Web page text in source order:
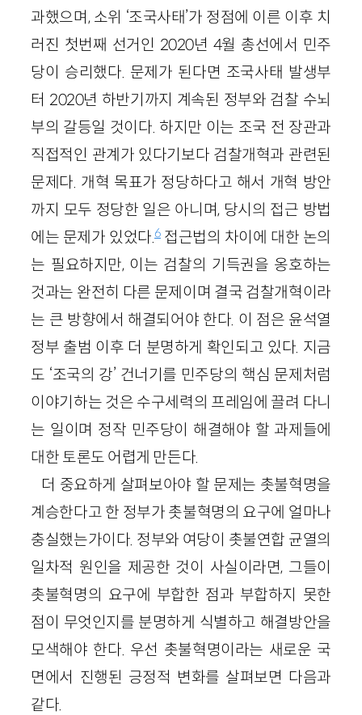
과했으며, 소위 ‘조국사태’가 정점에 이른 이후 치
러진 첫번째 선거인 2020년 4월 총선에서 민주
당이 승리했다. 문제가 된다면 조국사태 발생부
터 2020년 하반기까지 계속된 정부와 검찰 수뇌
부의 갈등일 것이다. 하지만 이는 조국 전 장관과
직접적인 관계가 있다기보다 검찰개혁과 관련된
문제다. 개혁 목표가 정당하다고 해서 개혁 방안
까지 모두 정당한 일은 아니며, 당시의 접근 방법
에는 문제가 있었다.6접근법의 차이에 대한 논의
는 필요하지만, 이는 검찰의 기득권을 옹호하는
것과는 완전히 다른 문제이며 결국 검찰개혁이라
는 큰 방향에서 해결되어야 한다. 이 점은 윤석열
정부 출범 이후 더 분명하게 확인되고 있다. 지금
도 ‘조국의 강’ 건너기를 민주당의 핵심 문제처럼
이야기하는 것은 수구세력의 프레임에 끌려 다니
는 일이며 정작 민주당이 해결해야 할 과제들에
대한 토론도 어렵게 만든다.
더 중요하게 살펴보아야 할 문제는 촛불혁명을
계승한다고 한 정부가 촛불혁명의 요구에 얼마나
충실했는가이다. 정부와 여당이 촛불연합 균열의
일차적 원인을 제공한 것이 사실이라면, 그들이
촛불혁명의 요구에 부합한 점과 부합하지 못한
점이 무엇인지를 분명하게 식별하고 해결방안을
모색해야 한다. 우선 촛불혁명이라는 새로운 국
면에서 진행된 긍정적 변화를 살펴보면 다음과
같다.